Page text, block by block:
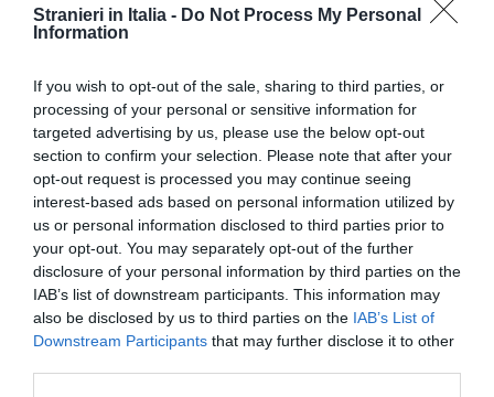
Stranieri in Italia - Do Not Process My Personal
Information
If you wish to opt-out of the sale, sharing to third parties, or
processing of your personal or sensitive information for
targeted advertising by us, please use the below opt-out
section to confirm your selection. Please note that after your
opt-out request is processed you may continue seeing
interest-based ads based on personal information utilized by
us or personal information disclosed to third parties prior to
your opt-out. You may separately opt-out of the further
disclosure of your personal information by third parties on the
IAB’s list of downstream participants. This information may
also be disclosed by us to third parties on the IAB’s List of
Downstream Participants that may further disclose it to other